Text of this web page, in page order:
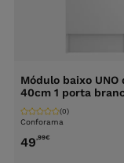
Módulo baixo UNO
40cm 1 porta
Conforama
(0)
49,99€